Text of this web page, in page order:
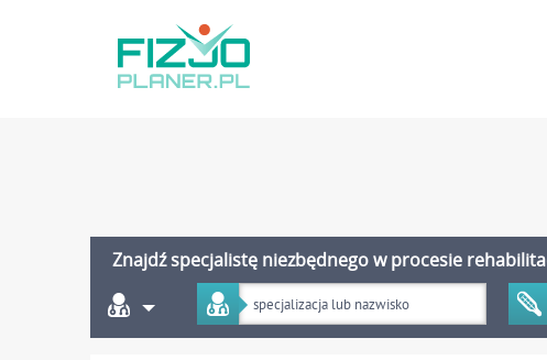
Znajdź specjalistę niezbędnego w procesie